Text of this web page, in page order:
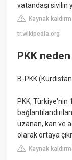
vatandaşı sivilin
Kaynak
tr.wikipedia.org
PKK
B-PKK
PKK, Türkiye'nin
uzanan, kan ve
olarak ortaya
Kaynak